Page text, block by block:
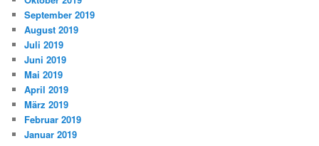
September 2019
August 2019
Juli 2019
Juni 2019
Mai 2019
April 2019
März 2019
Februar 2019
Januar 2019